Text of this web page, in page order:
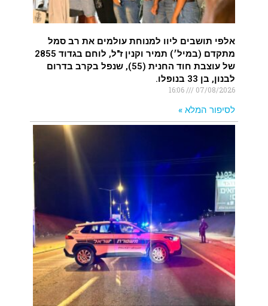
אלפי תושבים ליוו למנוחת עולמים את רב סמל
מתקדם (במיל׳) תמיר וקנין ז"ל, לוחם בגדוד 2855
של עוצבת חוד החנית (55), שנפל בקרב בדרום
לבנון, בן 33 בנופלו.
07/08/2026
לסיפור המלא »